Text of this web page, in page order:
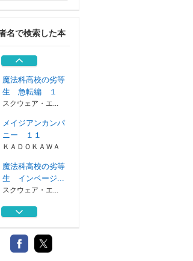
名で検索した本
スクウェア・エ...
セイクリッドサイ
ン 帰還勇者と...
アース・スター...
魔法科高校の劣等
生 急転編 １
スクウェア・エ...
メイジアンカンパ
ニー １１
ＫＡＤＯＫＡＷＡ
魔法科高校の劣等
生 インベージ...
スクウェア・エ...
セイクリッドサイ
アース・スター...
魔法科高校の劣等